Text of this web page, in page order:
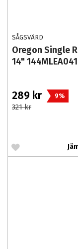
SÅGSVÄRD
Oregon Single
14" 144MLEA041
289 kr 9%
321 kr